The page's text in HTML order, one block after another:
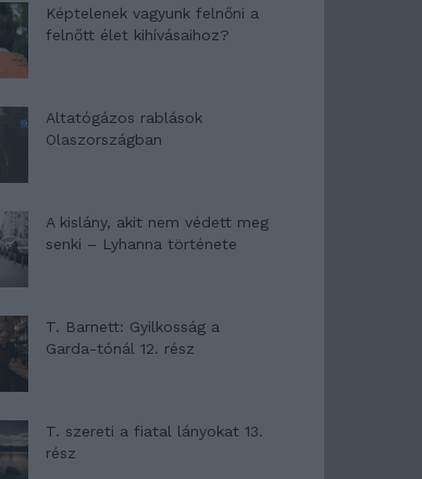
Képtelenek vagyunk felnőni a
felnőtt élet kihívásaihoz?
Altatógázos rablások
Olaszországban
A kislány, akit nem védett meg
senki – Lyhanna története
T. Barnett: Gyilkosság a
Garda-tónál 12. rész
T. szereti a fiatal lányokat 13.
rész